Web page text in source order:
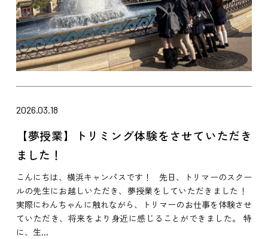
2026.03.18
【夢授業】トリミング体験をさせていただき
ました！
こんにちは、横浜キャンパスです！ 先日、トリマーのスクー
ルの先生にお越しいただき、夢授業をしていただきました！
実際にわんちゃんに触れながら、トリマーのお仕事を体験させ
ていただき、将来をより身近に感じることができました。 特
に、生...